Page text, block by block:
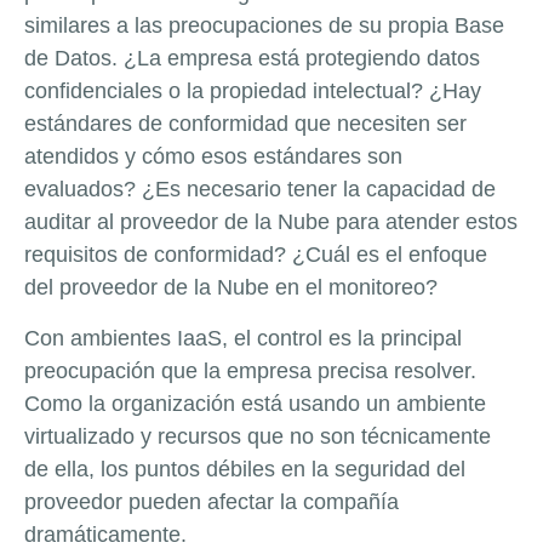
similares a las preocupaciones de su propia Base
de Datos. ¿La empresa está protegiendo datos
confidenciales o la propiedad intelectual? ¿Hay
estándares de conformidad que necesiten ser
atendidos y cómo esos estándares son
evaluados? ¿Es necesario tener la capacidad de
auditar al proveedor de la Nube para atender estos
requisitos de conformidad? ¿Cuál es el enfoque
del proveedor de la Nube en el monitoreo?
Con ambientes IaaS, el control es la principal
preocupación que la empresa precisa resolver.
Como la organización está usando un ambiente
virtualizado y recursos que no son técnicamente
de ella, los puntos débiles en la seguridad del
proveedor pueden afectar la compañía
dramáticamente.